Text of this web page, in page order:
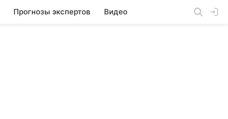
Прогнозы экспертов Видео